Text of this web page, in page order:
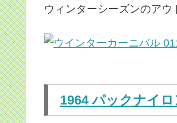
ウィンターシーズンのアウ
1964 パックナイ